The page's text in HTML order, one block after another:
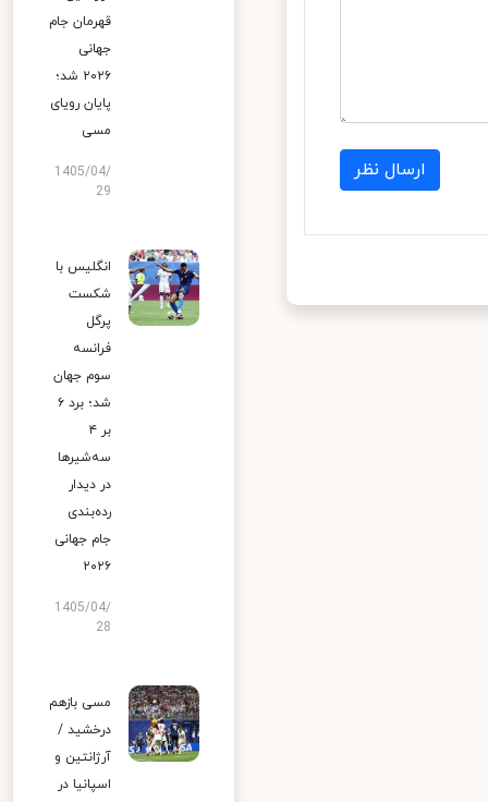
ارسال نظر
قهرمان جام
جهانی
۲۰۲۶ شد؛
پایان رویای
مسی
1405/04/
29
انگلیس با
شکست
پرگل
فرانسه
سوم جهان
شد؛ برد ۶
بر ۴
سه‌شیرها
در دیدار
رده‌بندی
جام جهانی
۲۰۲۶
1405/04/
28
مسی بازهم
درخشید /
آرژانتین و
اسپانیا در